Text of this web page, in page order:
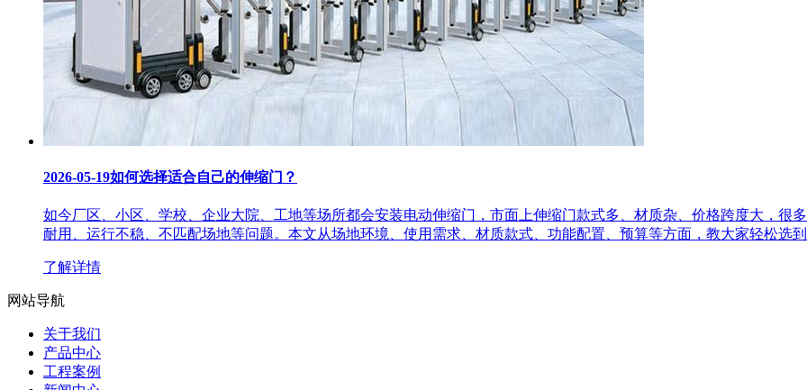
2026-05-19如何选择适合自己的伸缩门？
如今厂区、小区、学校、企业大院、工地等场所都会安装电动伸缩门，市面上伸缩门款式多、材质杂、价格跨度大，很
耐用、运行不稳、不匹配场地等问题。本文从场地环境、使用需求、材质款式、功能配置、预算等方面，教大家轻松选到
了解详情
网站导航
关于我们
产品中心
工程案例